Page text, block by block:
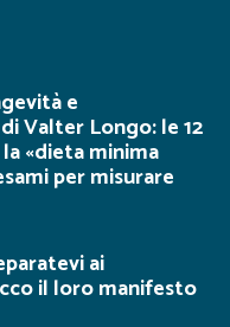
e
Valter Longo: le 12
«dieta minima
per misurare
ai
il loro manifesto